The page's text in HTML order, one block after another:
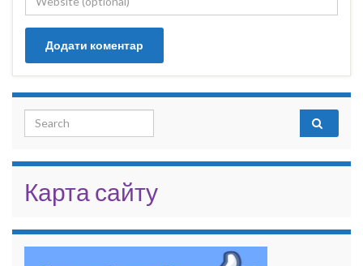
Search for:
Карта сайту